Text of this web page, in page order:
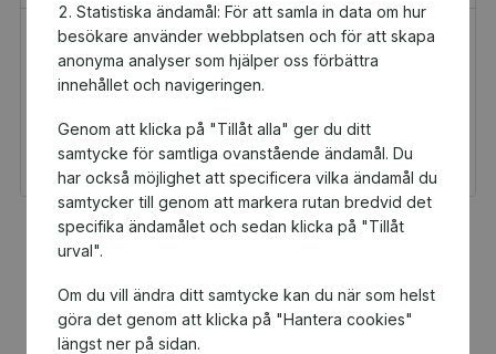
Statistiska ändamål: För att samla in data om hur
besökare använder webbplatsen och för att skapa
anonyma analyser som hjälper oss förbättra
innehållet och navigeringen.
Genom att klicka på "Tillåt alla" ger du ditt
samtycke för samtliga ovanstående ändamål. Du
har också möjlighet att specificera vilka ändamål du
samtycker till genom att markera rutan bredvid det
specifika ändamålet och sedan klicka på "Tillåt
urval".
Om du vill ändra ditt samtycke kan du när som helst
göra det genom att klicka på "Hantera cookies"
längst ner på sidan.
H&M Presentkort
Presentkort
Du och Falu
Brukshundsklubb får 5
kr tillbaka
Golfamore
Presentkort
Du och Falu
Brukshundsklubb får
29,75 kr tillbaka